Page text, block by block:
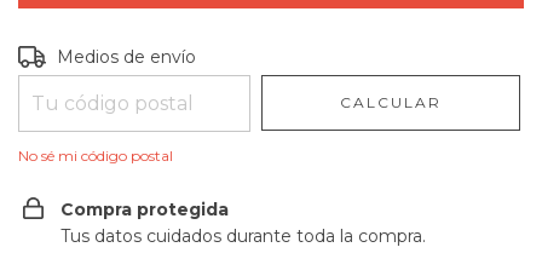
Entregas para el CP:
Medios de envío
CALCULAR
No sé mi código postal
Compra protegida
Tus datos cuidados durante toda la compra.